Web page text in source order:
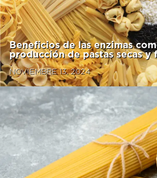
Beneficios de las enzimas
producción de pastas secas y
NOVIEMBRE 13, 2024